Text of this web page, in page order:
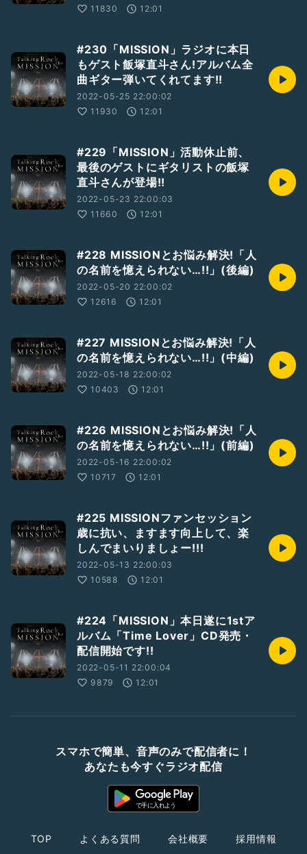
11830
12:01
#230「MISSION」ラジオに本日
もゲスト飯塚直斗さん!アルバム全
曲ギター弾いてくれてます!!
2022-05-25 22:00:02
11930
12:01
#229「MISSION」活動休止前、
最後のゲストにギタリストの飯塚
直斗さんが登場!!
2022-05-23 22:00:03
11660
12:01
#228 MISSIONとお悩み解決!「人
の名前を憶えられない…!!」(後編)
2022-05-20 22:00:02
12616
12:01
#227 MISSIONとお悩み解決!「人
の名前を憶えられない…!!」(中編)
2022-05-18 22:00:02
10403
12:01
#226 MISSIONとお悩み解決!「人
の名前を憶えられない…!!」(前編)
2022-05-16 22:00:02
10717
12:01
#225 MISSIONファンセッション
歳に抗い、ますます向上して、楽
しんでまいりましょー!!!
2022-05-13 22:00:03
10588
12:01
#224「MISSION」本日遂に1stア
ルバム「Time Lover」CD発売・
配信開始です!!
2022-05-11 22:00:04
9879
12:01
スマホで簡単、音声のみで配信者に！
あなたも今すぐラジオ配信
TOP よくある質問 会社概要
採用情報